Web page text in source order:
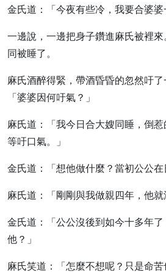
金氏道：「今夜有些冷，我要合婆婆
一邊說，一邊把身子鑽進麻氏被裡
同被睡了。
麻氏酒醉得緊，帶酒昏昏的忽然吁了
「婆婆因何吁氣？」
麻氏道：「我今日合大嫂同睡，倒
等吁口氣。」
金氏道：「想他做什麼？當初公公在
麻氏道：「剛剛與我做親四年，他就
金氏道：「公公沒後到如今十多年
他？」
麻氏笑道：「怎麼不想呢？只是命苦